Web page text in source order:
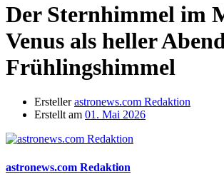
Der Sternhimmel im
Venus als heller
Frühlingshimmel
Ersteller astronews.com Redaktion
Erstellt am 01. Mai 2026
astronews.com Redaktion